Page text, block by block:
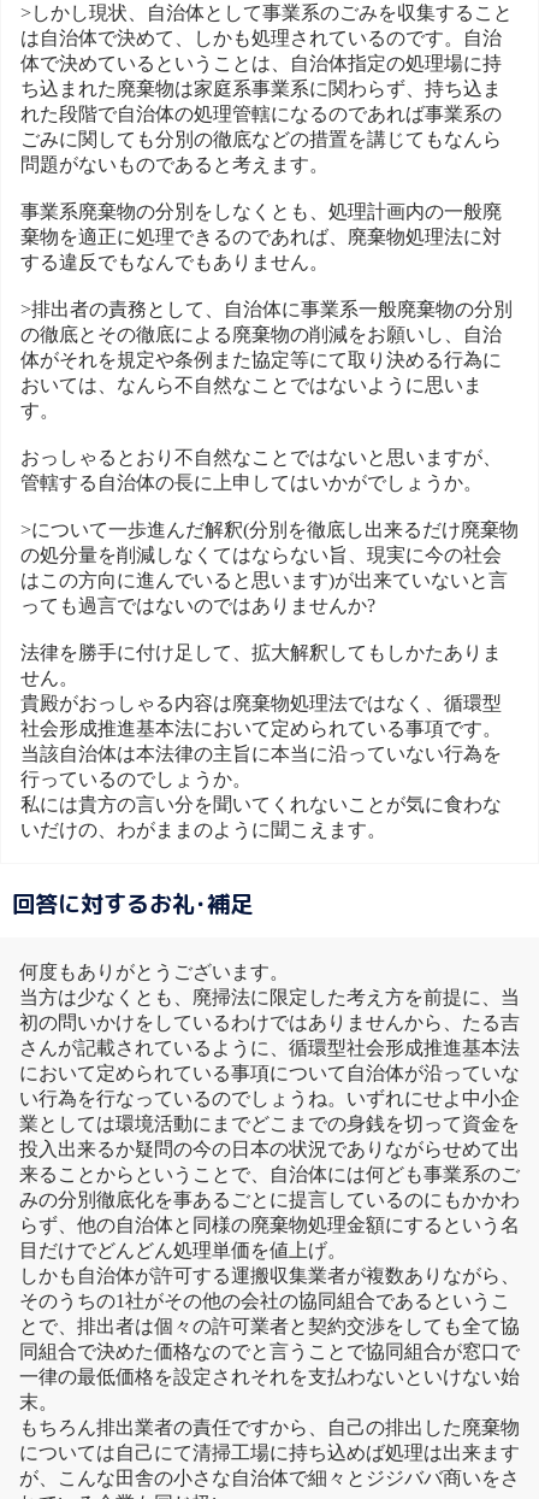
>しかし現状、自治体として事業系のごみを収集すること
は自治体で決めて、しかも処理されているのです。自治
体で決めているということは、自治体指定の処理場に持
ち込まれた廃棄物は家庭系事業系に関わらず、持ち込ま
れた段階で自治体の処理管轄になるのであれば事業系の
ごみに関しても分別の徹底などの措置を講じてもなんら
問題がないものであると考えます。
事業系廃棄物の分別をしなくとも、処理計画内の一般廃
棄物を適正に処理できるのであれば、廃棄物処理法に対
する違反でもなんでもありません。
>排出者の責務として、自治体に事業系一般廃棄物の分別
の徹底とその徹底による廃棄物の削減をお願いし、自治
体がそれを規定や条例また協定等にて取り決める行為に
おいては、なんら不自然なことではないように思いま
す。
おっしゃるとおり不自然なことではないと思いますが、
管轄する自治体の長に上申してはいかがでしょうか。
>について一歩進んだ解釈(分別を徹底し出来るだけ廃棄物
の処分量を削減しなくてはならない旨、現実に今の社会
はこの方向に進んでいると思います)が出来ていないと言
っても過言ではないのではありませんか?
法律を勝手に付け足して、拡大解釈してもしかたありま
せん。
貴殿がおっしゃる内容は廃棄物処理法ではなく、循環型
社会形成推進基本法において定められている事項です。
当該自治体は本法律の主旨に本当に沿っていない行為を
行っているのでしょうか。
私には貴方の言い分を聞いてくれないことが気に食わな
いだけの、わがままのように聞こえます。
回答に対するお礼･補足
何度もありがとうございます。
当方は少なくとも、廃掃法に限定した考え方を前提に、当
初の問いかけをしているわけではありませんから、たる吉
さんが記載されているように、循環型社会形成推進基本法
において定められている事項について自治体が沿っていな
い行為を行なっているのでしょうね。いずれにせよ中小企
業としては環境活動にまでどこまでの身銭を切って資金を
投入出来るか疑問の今の日本の状況でありながらせめて出
来ることからということで、自治体には何ども事業系のご
みの分別徹底化を事あるごとに提言しているのにもかかわ
らず、他の自治体と同様の廃棄物処理金額にするという名
目だけでどんどん処理単価を値上げ。
しかも自治体が許可する運搬収集業者が複数ありながら、
そのうちの1社がその他の会社の協同組合であるというこ
とで、排出者は個々の許可業者と契約交渉をしても全て協
同組合で決めた価格なのでと言うことで協同組合が窓口で
一律の最低価格を設定されそれを支払わないといけない始
末。
もちろん排出業者の責任ですから、自己の排出した廃棄物
については自己にて清掃工場に持ち込めば処理は出来ます
が、こんな田舎の小さな自治体で細々とジジババ商いをさ